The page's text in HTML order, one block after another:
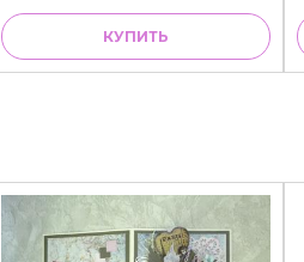
КУПИТЬ